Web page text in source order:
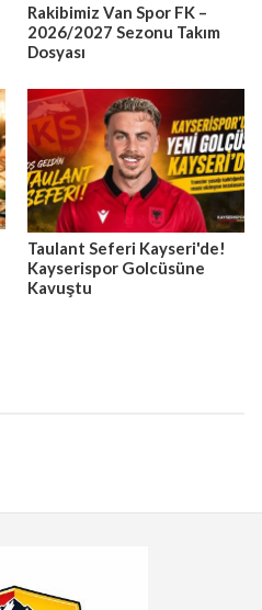
Rakibimiz Van Spor FK –
2026/2027 Sezonu Takım
Dosyası
Taulant Seferi Kayseri'de!
Kayserispor Golcüsüne
Kavuştu